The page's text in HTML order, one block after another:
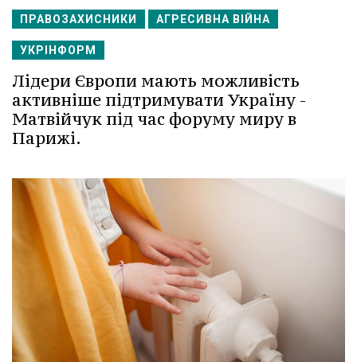
ПРАВОЗАХИСНИКИ АГРЕСИВНА ВІЙНА
УКРІНФОРМ
Лідери Європи мають можливість
активніше підтримувати Україну -
Матвійчук під час форуму миру в
Парижі.